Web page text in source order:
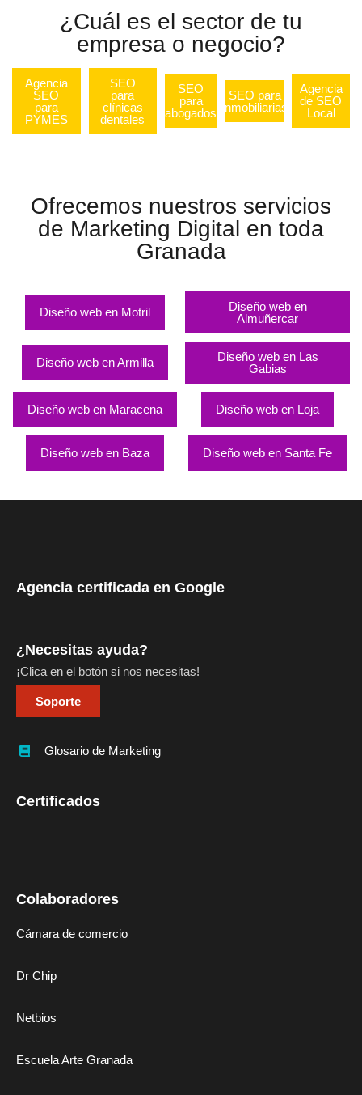
¿Cuál es el sector de tu
empresa o negocio?
Agencia
SEO
para
PYMES
SEO
para
clínicas
dentales
SEO
para
abogados
SEO para
inmobiliarias
Agencia
de SEO
Local
Ofrecemos nuestros servicios
de Marketing Digital en toda
Granada
Diseño web en Motril
Diseño web en
Almuñercar
Diseño web en Armilla
Diseño web en Las
Gabias
Diseño web en Maracena Diseño web en Loja
Diseño web en Baza Diseño web en Santa Fe
Agencia certificada en Google
¿Necesitas ayuda?
¡Clica en el botón si nos necesitas!
Soporte
Glosario de Marketing
Certificados
Colaboradores
Cámara de comercio
Dr Chip
Netbios
Escuela Arte Granada